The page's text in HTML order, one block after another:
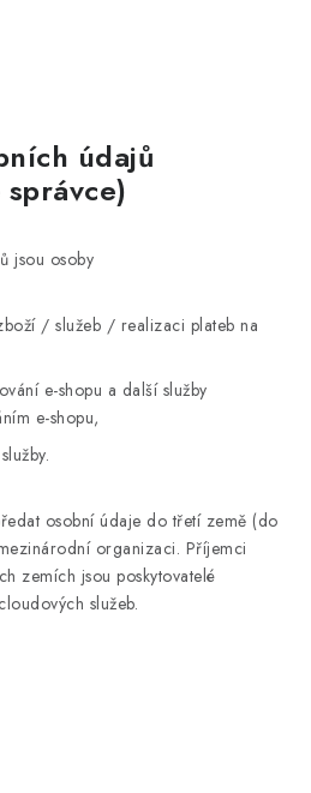
údajů
jsou osoby
/ služeb / realizaci plateb na
e-shopu a další služby
e-shopu,
osobní údaje do třetí země (do
organizaci. Příjemci
zemích jsou poskytovatelé
služeb.